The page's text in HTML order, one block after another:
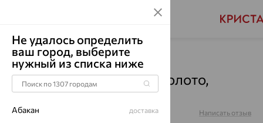
Главная Каталог Обручальные кольца
Обручальное Кольцо, золото,
Т130013806
Артикул:
Написать отзыв
Не удалось определить
ваш город, выберите
нужный из списка ниже
Абакан доставка